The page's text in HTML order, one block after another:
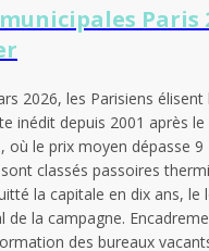
Paris
2026, les Parisiens
inédit depuis 2001 après le
où le prix moyen dépasse
classés passoires
la capitale en dix ans, le
de la campagne.
des bureaux